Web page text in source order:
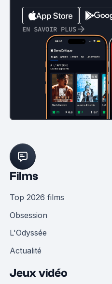
EN SAVOIR PLUS
Films
Top 2026 films
Obsession
L'Odyssée
Actualité
Jeux vidéo